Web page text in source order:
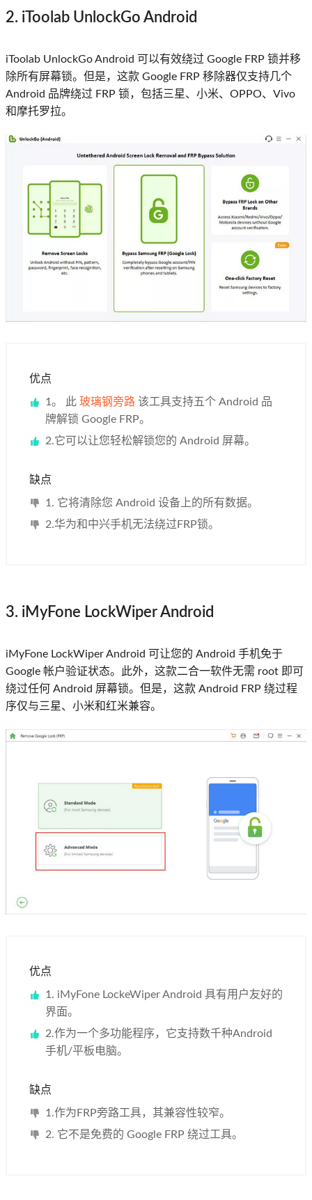
2. iToolab UnlockGo Android
iToolab UnlockGo Android 可以有效绕过 Google FRP 锁并移
除所有屏幕锁。但是，这款 Google FRP 移除器仅支持几个
Android 品牌绕过 FRP 锁，包括三星、小米、OPPO、Vivo
和摩托罗拉。
优点
1。 此 玻璃钢旁路 该工具支持五个 Android 品
牌解锁 Google FRP。
2.它可以让您轻松解锁您的 Android 屏幕。
缺点
1. 它将清除您 Android 设备上的所有数据。
2.华为和中兴手机无法绕过FRP锁。
3. iMyFone LockWiper Android
iMyFone LockWiper Android 可让您的 Android 手机免于
Google 帐户验证状态。此外，这款二合一软件无需 root 即可
绕过任何 Android 屏幕锁。但是，这款 Android FRP 绕过程
序仅与三星、小米和红米兼容。
优点
1. iMyFone LockeWiper Android 具有用户友好的
界面。
2.作为一个多功能程序，它支持数千种Android
手机/平板电脑。
缺点
1.作为FRP旁路工具，其兼容性较窄。
2. 它不是免费的 Google FRP 绕过工具。